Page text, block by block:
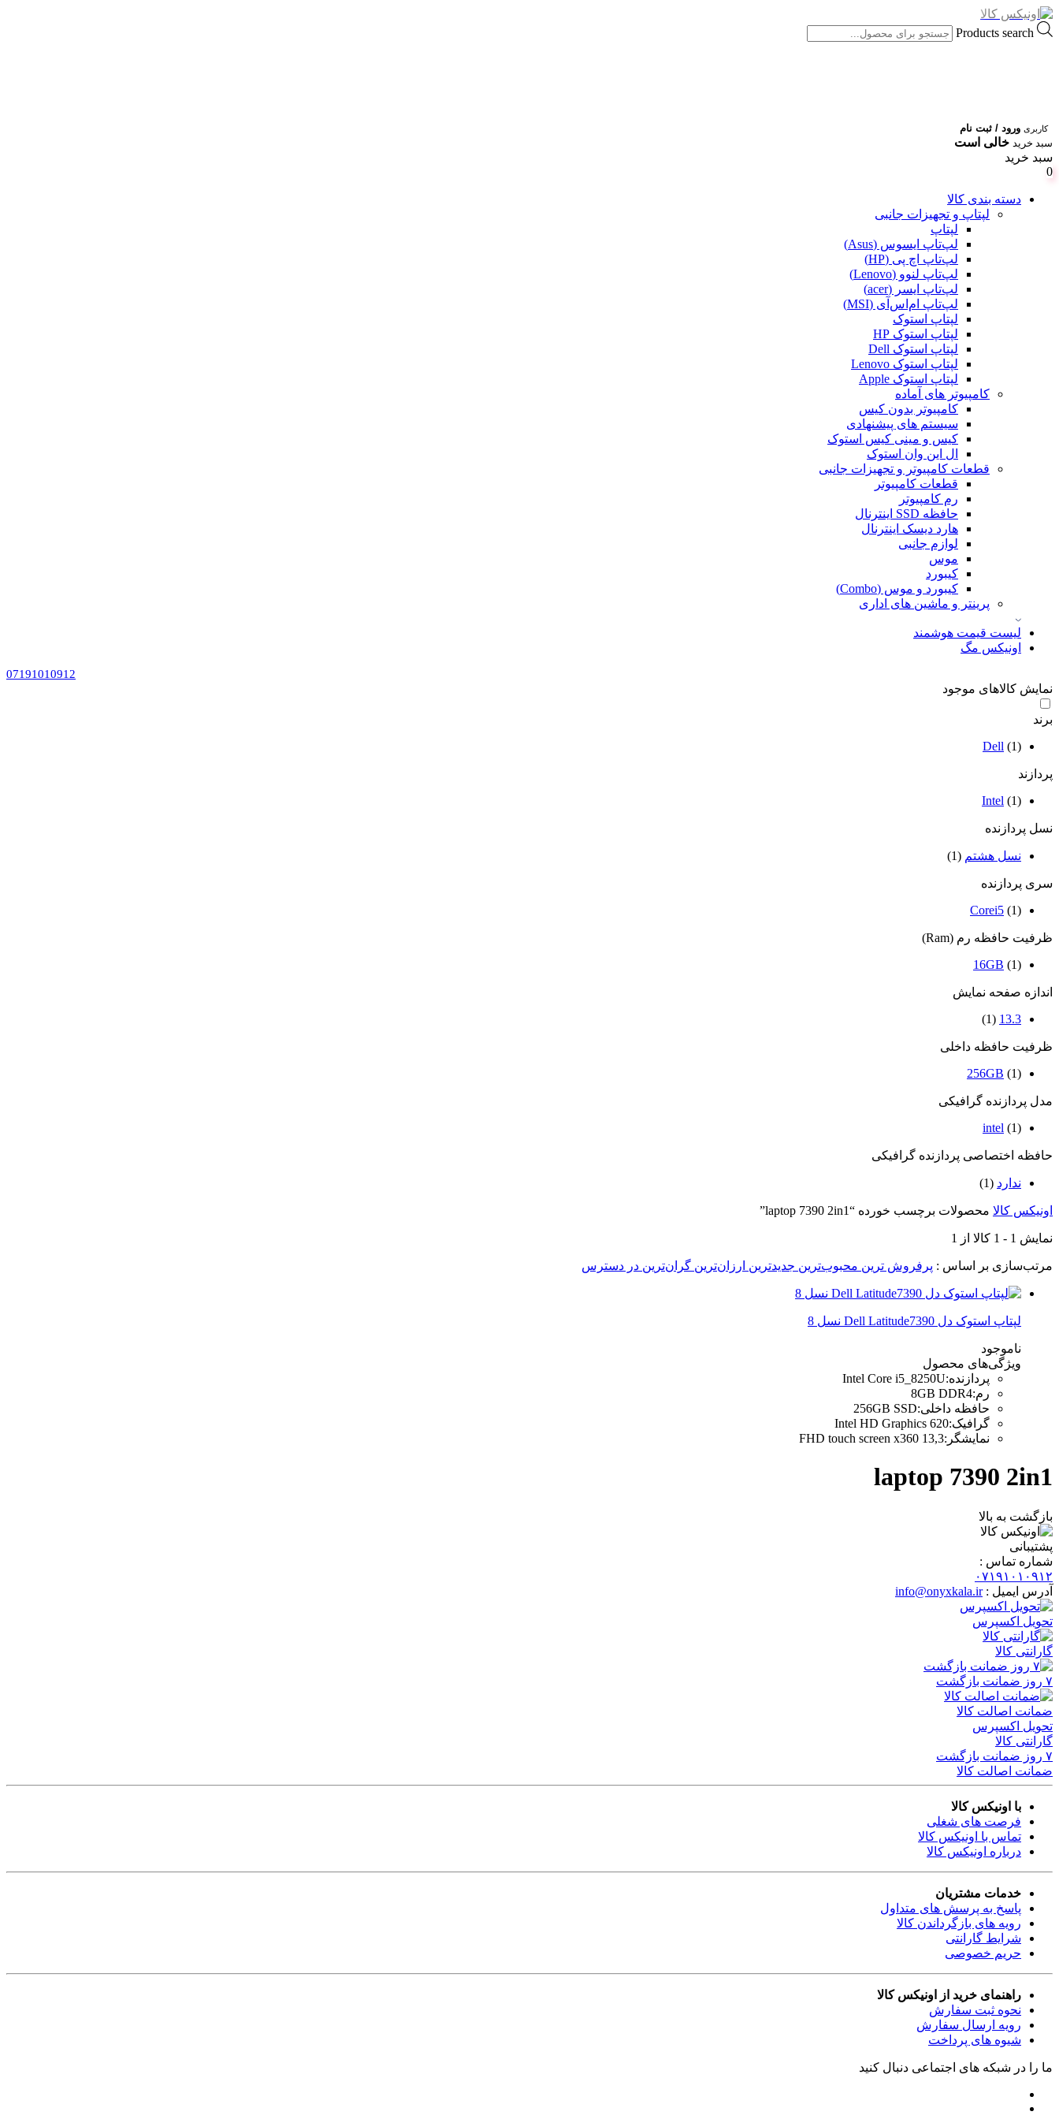
Products search
کاربری ورود / ثبت نام
سبد خرید خالی است
سبد خرید
0
دسته بندی کالا
لپتاپ و تجهیزات جانبی
لپتاپ
لپ‌تاپ ایسوس (Asus)
لپ‌تاپ اچ پی (HP)
لپ‌تاپ لنوو (Lenovo)
لپ‌تاپ ایسر (acer)
لپ‌تاپ ام‌اس‌آی (MSI)
لپتاپ استوک
لپتاپ استوک HP
لپتاپ استوک Dell
لپتاپ استوک Lenovo
لپتاپ استوک Apple
کامپیوتر های آماده
کامپیوتر بدون کیس
سیستم های پیشنهادی
کیس و مینی کیس استوک
ال این وان استوک
قطعات کامپیوتر و تجهیزات جانبی
قطعات کامپیوتر
رم کامپیوتر
حافظه SSD اینترنال
هارد دیسک اینترنال
لوازم جانبی
موس
کیبورد
کیبورد و موس (Combo)
پرینتر و ماشین های اداری
لیست قیمت هوشمند
اونیکس مگ
07191010912
نمایش کالاهای موجود
برند
Dell (1)
پردازند
Intel (1)
نسل پردازنده
نسل هشتم (1)
سری پردازنده
Corei5 (1)
ظرفیت حافظه رم (Ram)
16GB (1)
اندازه صفحه نمایش
13.3
(1)
ظرفیت حافظه داخلی
256GB (1)
مدل پردازنده گرافیکی
intel (1)
حافظه اختصاصی پردازنده گرافیکی
ندارد (1)
اونیکس کالا محصولات برچسب خورده “laptop 7390 2in1”
نمایش 1
-
1 کالا از 1
مرتب‌سازی بر اساس : پرفروش ترین محبوب‌ترین جدیدترین ارزان‌ترین گران‌ترین در دسترس
لپتاپ استوک دل Dell Latitude7390 نسل 8
ناموجود
ویژگی‌های محصول
پردازنده:
Intel Core i5_8250U
رم:
8GB DDR4
حافظه داخلی:
256GB SSD
گرافیک:
Intel HD Graphics 620
نمایشگر :
13,3 FHD touch screen x360
laptop 7390 2in1
بازگشت به بالا
پشتیبانی
شماره تماس :
۰۷۱۹۱۰۱۰۹۱۲
آدرس ایمیل : info@onyxkala.ir
تحویل اکسپرس
گارانتی کالا
۷ روز ضمانت بازگشت
ضمانت اصالت کالا
تحویل اکسپرس
گارانتی کالا
۷ روز ضمانت بازگشت
ضمانت اصالت کالا
با اونیکس کالا
فرصت های شغلی
تماس با اونیکس کالا
درباره اونیکس کالا
خدمات مشتریان
پاسخ به پرسش های متداول
رویه های بازگرداندن کالا
شرایط گارانتی
حریم خصوصی
راهنمای خرید از اونیکس کالا
نحوه ثبت سفارش
رویه ارسال سفارش
شیوه های پرداخت
ما را در شبکه های اجتماعی دنبال کنید